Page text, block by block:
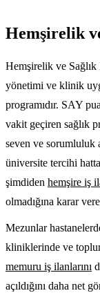
Hemşirelik
Hemşirelik ve Sağlık
yönetimi ve klinik
programıdır. SAY
vakit geçiren sağlık
seven ve sorumluluk
üniversite tercihi
şimdiden hemşire iş
olmadığına karar
Mezunlar
kliniklerinde ve
memuru iş ilanlarını
açıldığını daha net